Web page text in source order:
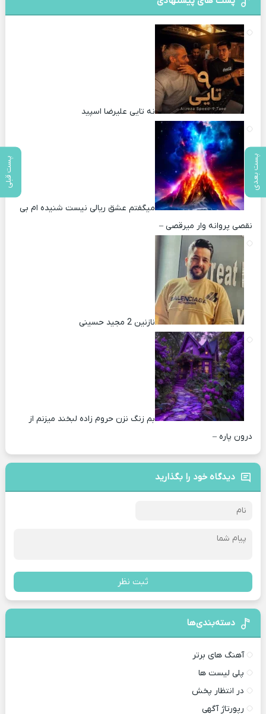
پست بعدی پست قبلی
نه تایی علیرضا اسپید
میگفتم عشق ریالی نیست شنیده ام بی
نقصی پروانه وار میرقصی –
نازنین 2 مجید حسینی
بم زنگ نزن حروم زاده لبخند میزنم از
درون پاره –
دیدگاه خود را بگذارید
ثبت نظر
دسته‌بندی‌ها
آهنگ های برتر
پلی لیست ها
در انتظار پخش
رپورتاژ آگهی